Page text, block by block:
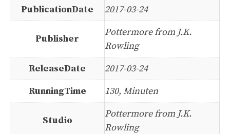
PublicationDate
2017-03-24
Publisher
Pottermore from J.K.
Rowling
ReleaseDate
2017-03-24
RunningTime
130, Minuten
Studio
Pottermore from J.K.
Rowling